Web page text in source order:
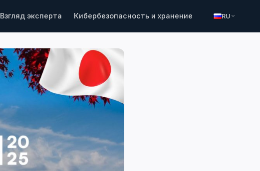
Взгляд эксперта Кибербезопасность и хранение RU